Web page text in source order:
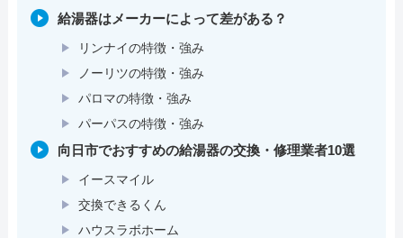
給湯器はメーカーによって差がある？
リンナイの特徴・強み
ノーリツの特徴・強み
パロマの特徴・強み
パーパスの特徴・強み
向日市でおすすめの給湯器の交換・修理業者10選
イースマイル
交換できるくん
ハウスラボホーム